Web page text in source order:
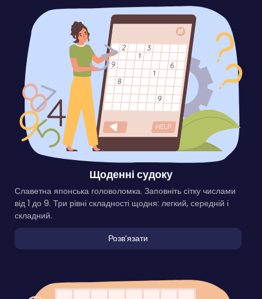
Щоденні судоку
Славетна японська головоломка. Заповніть сітку числами
від 1 до 9. Три рівні складності щодня: легкий, середній і
складний.
Розвʼязати